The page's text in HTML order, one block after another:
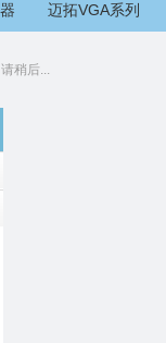
迈拓VGA系列
稍后...